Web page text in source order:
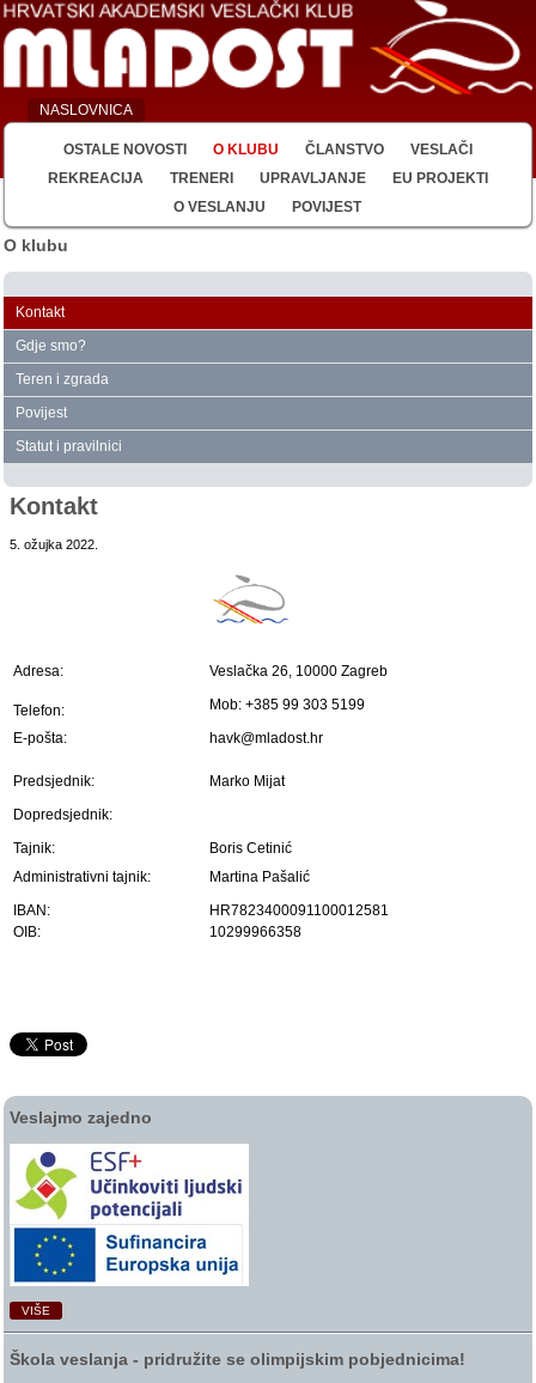
NASLOVNICA
OSTALE NOVOSTI O KLUBU ČLANSTVO
VESLAČI
REKREACIJA
TRENERI UPRAVLJANJE
EU PROJEKTI
O VESLANJU
POVIJEST
O klubu
Kontakt
Gdje smo?
Teren i zgrada
Povijest
Statut i pravilnici
Kontakt
5. ožujka 2022.
Adresa: Veslačka 26, 10000 Zagreb
Telefon:
Mob: +385 99 303 5199
E-pošta:
havk@mladost.hr
Predsjednik:
Marko Mijat
Dopredsjednik:
Tajnik:
Administrativni tajnik:
Boris Cetinić
Martina Pašalić
IBAN:
HR7823400091100012581
OIB:
10299966358
Veslajmo zajedno
VIŠE
Škola veslanja ‑ pridružite se olimpijskim pobjednicima!